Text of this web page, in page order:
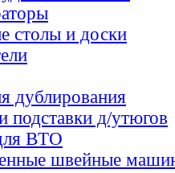
столы и доски
дублирования
подставки д/утюгов
ВТО
швейные